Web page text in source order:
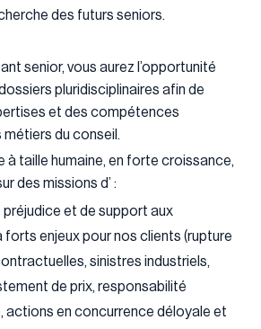
des futurs seniors.
senior, vous aurez l’opportunité
pluridisciplinaires afin de
et des compétences
métiers du conseil.
à taille humaine, en forte croissance,
des missions d’ :
préjudice et de support aux
enjeux pour nos clients (rupture
sinistres industriels,
de prix, responsabilité
actions en concurrence déloyale et